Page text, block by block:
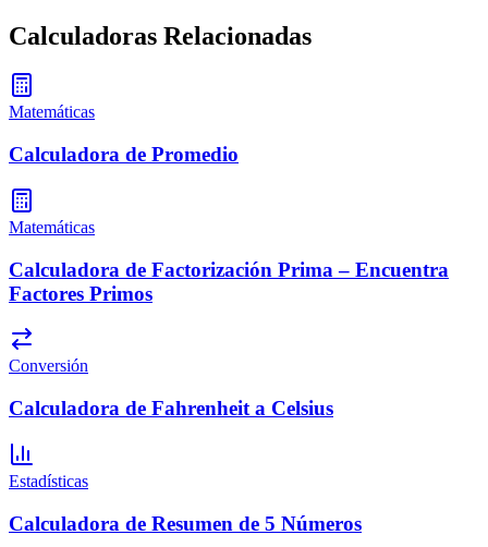
Calculadoras Relacionadas
Matemáticas
Calculadora de Promedio
Matemáticas
Calculadora de Factorización Prima – Encuentra
Factores Primos
Conversión
Calculadora de Fahrenheit a Celsius
Estadísticas
Calculadora de Resumen de 5 Números